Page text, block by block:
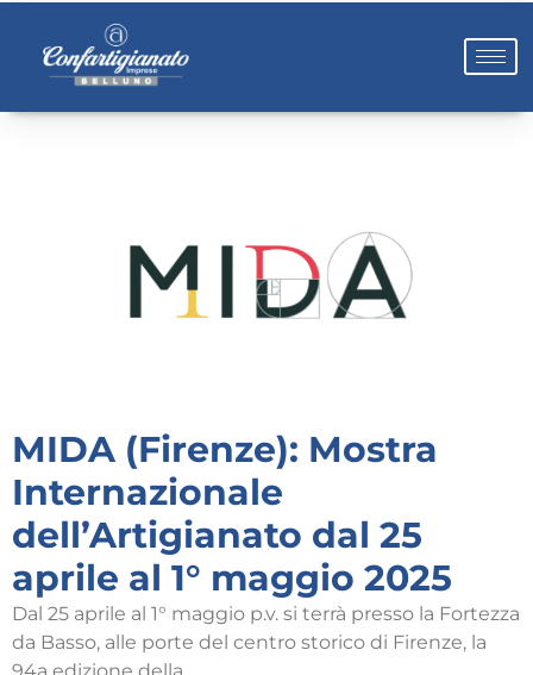
MIDA (Firenze): Mostra
Internazionale
dell’Artigianato dal 25
aprile al 1° maggio 2025
Dal 25 aprile al 1° maggio p.v. si terrà presso la Fortezza
da Basso, alle porte del centro storico di Firenze, la